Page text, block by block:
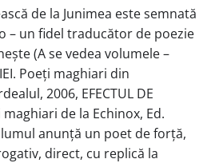
de la Junimea este semnată
– un fidel traducător de poezie
(A se vedea volumele –
Poeți maghiari din
2006, EFECTUL DE
maghiari de la Echinox, Ed.
anunță un poet de forță,
direct, cu replică la